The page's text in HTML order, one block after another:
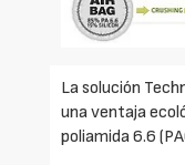
La solución
una ventaja
poliamida 6.6